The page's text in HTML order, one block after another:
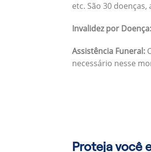
etc. São 30
Invalidez por Doença:
Assistência Funeral:
necessário nesse
Proteja você